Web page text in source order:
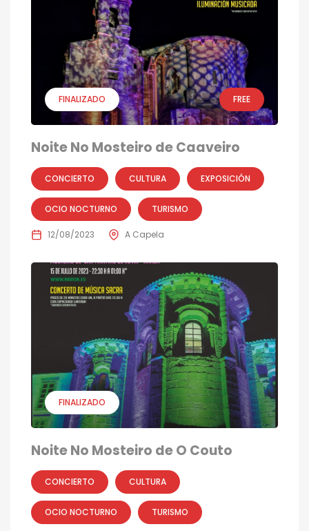
FINALIZADO FREE
Noite No Mosteiro de Caaveiro
CONCIERTO CULTURA EXPOSICIÓN
OCIO NOCTURNO TURISMO
12/08/2023 A Capela
FINALIZADO
Noite No Mosteiro de O Couto
CONCIERTO CULTURA
OCIO NOCTURNO TURISMO